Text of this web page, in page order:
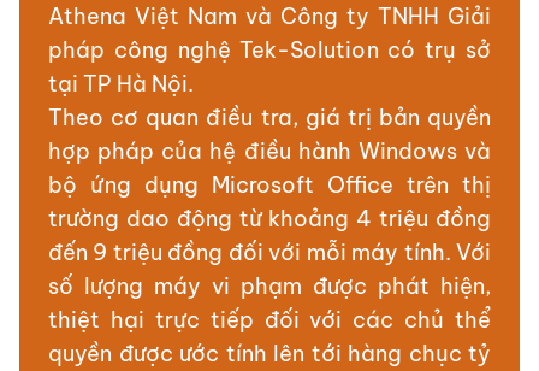
Athena Việt Nam và Công ty TNHH Giải
pháp công nghệ Tek-Solution có trụ sở
tại TP Hà Nội.
Theo cơ quan điều tra, giá trị bản quyền
hợp pháp của hệ điều hành Windows và
bộ ứng dụng Microsoft Office trên thị
trường dao động từ khoảng 4 triệu đồng
đến 9 triệu đồng đối với mỗi máy tính. Với
số lượng máy vi phạm được phát hiện,
thiệt hại trực tiếp đối với các chủ thể
quyền được ước tính lên tới hàng chục tỷ